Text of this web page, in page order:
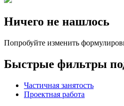
Ничего не нашлось
Попробуйте изменить
Быстрые фильтры
Частичная занятость
Проектная работа